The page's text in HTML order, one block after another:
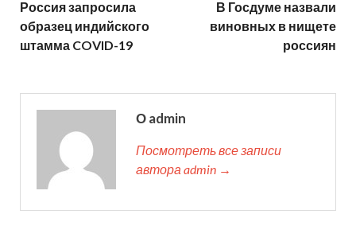
Россия запросила
образец индийского
штамма COVID-19
В Госдуме назвали
виновных в нищете
россиян
О admin
Посмотреть все записи
автора admin →